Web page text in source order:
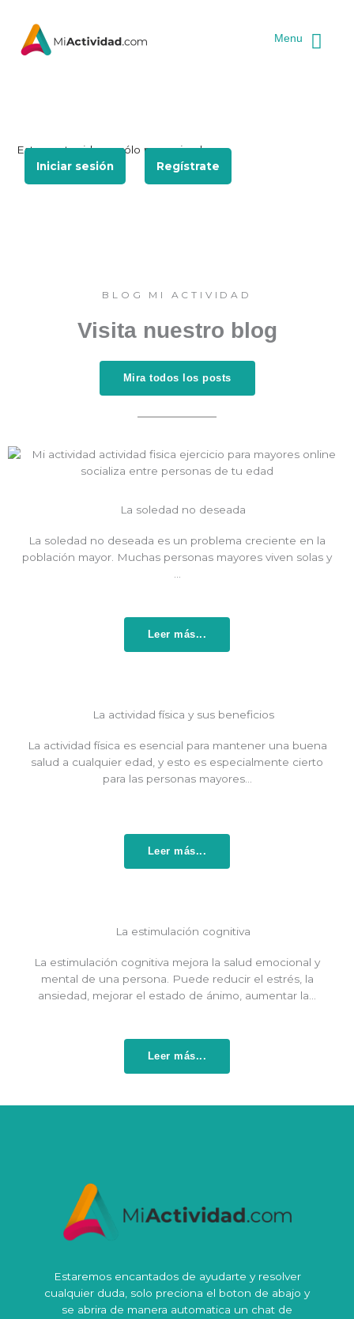
contenido
Menu
Este contenido es sólo para miembros.
Iniciar sesión
Regístrate
BLOG MI ACTIVIDAD
Visita nuestro blog
Mira todos los posts
La soledad no deseada
La soledad no deseada es un problema creciente en la
población mayor. Muchas personas mayores viven solas y
…
Leer más...
La actividad física y sus beneficios
La actividad física es esencial para mantener una buena
salud a cualquier edad, y esto es especialmente cierto
para las personas mayores…
Leer más...
La estimulación cognitiva
La estimulación cognitiva mejora la salud emocional y
mental de una persona. Puede reducir el estrés, la
ansiedad, mejorar el estado de ánimo, aumentar la…
Leer más...
Estaremos encantados de ayudarte y resolver
cualquier duda, solo preciona el boton de abajo y
se abrira de manera automatica un chat de